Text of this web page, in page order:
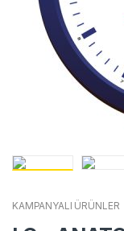
KAMPANYALI ÜRÜNLER